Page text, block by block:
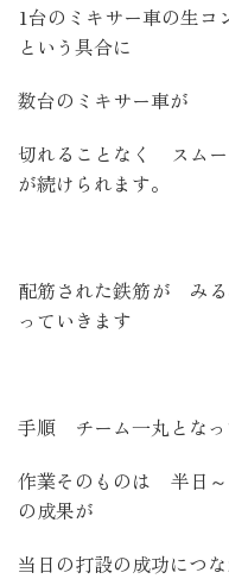
1台のミキサー車の生
という具合に
数台のミキサー車が
切れることなく スム
が続けられます。
配筋された鉄筋が み
っていきます
手順 チーム一丸とな
作業そのものは 半日
の成果が
当日の打設の成功につ